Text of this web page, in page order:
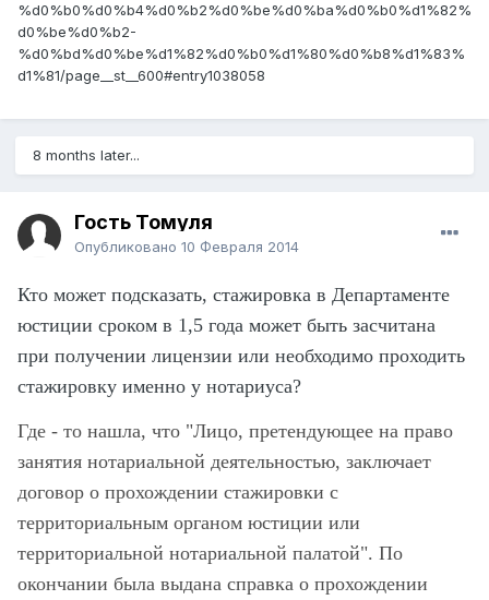
%d0%b0%d0%b4%d0%b2%d0%be%d0%ba%d0%b0%d1%82%
d0%be%d0%b2-
%d0%bd%d0%be%d1%82%d0%b0%d1%80%d0%b8%d1%83%
d1%81/page__st__600#entry1038058
8 months later...
Гость Томуля
Опубликовано 10 Февраля 2014
Кто может подсказать, стажировка в Департаменте
юстиции сроком в 1,5 года может быть засчитана
при получении лицензии или необходимо проходить
стажировку именно у нотариуса?
Где - то нашла, что "Лицо, претендующее на право
занятия нотариальной деятельностью, заключает
договор о прохождении стажировки с
территориальным органом юстиции или
территориальной нотариальной палатой". По
окончании была выдана справка о прохождении